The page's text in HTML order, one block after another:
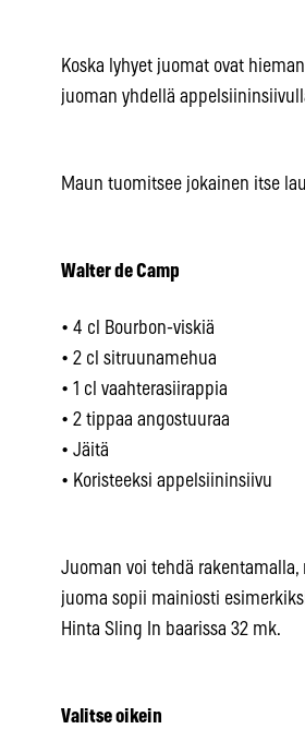
Koska lyhyet juomat ovat
juoman yhdellä
Maun tuomitsee jokainen itse
Walter de Camp
• 4 cl Bourbon-viskiä
• 2 cl sitruunamehua
• 1 cl vaahterasiirappia
• 2 tippaa angostuuraa
• Jäitä
• Koristeeksi appelsiininsiivu
Juoman voi tehdä
juoma sopii mainiosti
Hinta Sling In baarissa 32 mk.
Valitse oikein